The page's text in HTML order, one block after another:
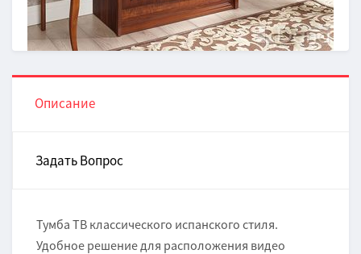
Описание
Задать Вопрос
Тумба ТВ классического испанского стиля.
Удобное решение для расположения видео